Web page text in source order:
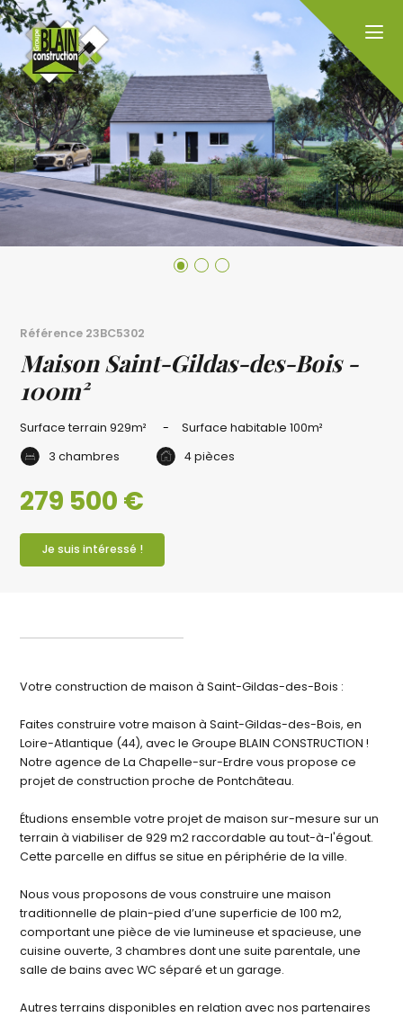
Référence 23BC5302
Maison Saint-Gildas-des-Bois -
100m²
Surface terrain929m² Surface habitable100m²
3 chambres
4 pièces
279 500 €
Je suis intéressé !
Votre construction de maison à Saint-Gildas-des-Bois :
Faites construire votre maison à Saint-Gildas-des-Bois, en
Loire-Atlantique (44), avec le Groupe BLAIN CONSTRUCTION !
Notre agence de La Chapelle-sur-Erdre vous propose ce
projet de construction proche de Pontchâteau.
Étudions ensemble votre projet de maison sur-mesure sur un
terrain à viabiliser de 929 m2 raccordable au tout-à-l'égout.
Cette parcelle en diffus se situe en périphérie de la ville.
Nous vous proposons de vous construire une maison
traditionnelle de plain-pied d’une superficie de 100 m2,
comportant une pièce de vie lumineuse et spacieuse, une
cuisine ouverte, 3 chambres dont une suite parentale, une
salle de bains avec WC séparé et un garage.
Autres terrains disponibles en relation avec nos partenaires